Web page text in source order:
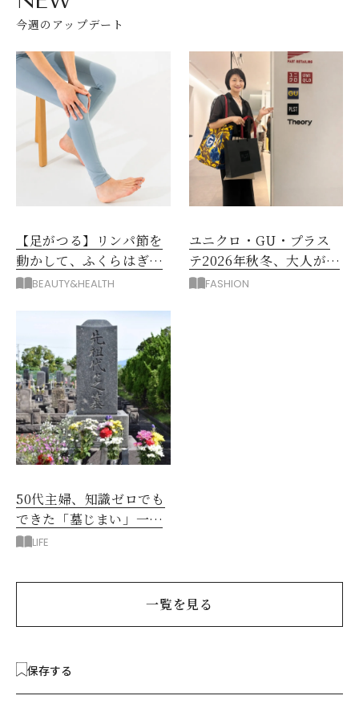
今週のアップデート
【足がつる】リンパ節を
動かして、ふくらはぎの
むくみ、こむら返りを解
BEAUTY&HEALTH
ユニクロ・GU・プラス
テ2026年秋冬、大人が着
たい新作服は？
FASHION
50代主婦、知識ゼロでも
できた「墓じまい」一つ
後悔したのは、ある順
LIFE
一覧を見る
保存する